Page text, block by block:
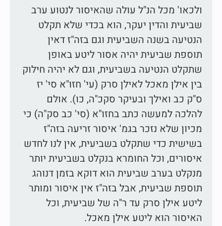
ולכאו' מכל הנ"ל עולה שהאיסור לנטוע ערב
שביעית והדין יעקר, הוא בכדי שלא תקלט
הנטיעה בשנה השביעית וגם בזה"ז דאין
תוספת שביעית יהיה אסור ליטע באופן
שתקלט הנטיעה בשביעית, וגם לא יהיה חילוק
בין אילן מאכל לאילן סרק (עי' חזו"א סי' יז
ס"ק כב ואילך ובעיקר סקכ"ה, כו). אולם
להלכה למעשה כתב בחזו"א (סי' כב סק"ה) כי
מכיון שלא נזכר בגמ' איסור זריעה בזה"ז
בשישית כדי שתקלט בשביעית, אין לנו לחדש
איסורים, וכל החומרא בנקלט בשביעית יותר
מנקלט בערב שביעית הוא דוקא בזמן דנוהג
תוספת שביעית, אבל בזה"ז אין איסור ומותר
ליטע אילן סרק עד ר"ה של שביעית, וכל
האיסור הוא ליטע אילן מאכל.